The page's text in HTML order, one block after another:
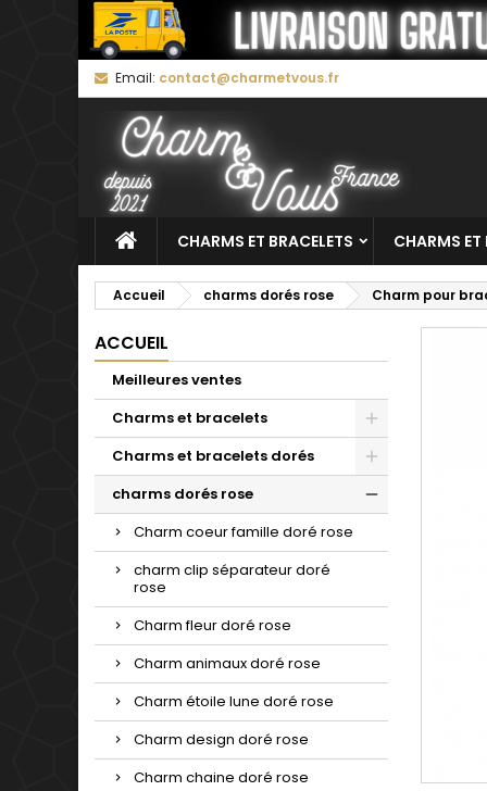
Email: contact@charmetvous.fr
CHARMS ET BRACELETS CHARMS ET
Accueil charms dorés rose Charm pour
ACCUEIL
Meilleures ventes
Charms et bracelets
Charms et bracelets dorés
charms dorés rose
Charm coeur famille doré rose
charm clip séparateur doré
rose
Charm fleur doré rose
Charm animaux doré rose
Charm étoile lune doré rose
Charm design doré rose
Charm chaine doré rose